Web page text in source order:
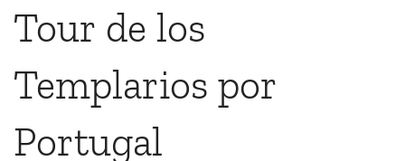
Tour de los
Templarios por
Portugal